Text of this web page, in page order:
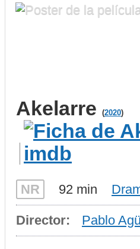
Akelarre (2020)
NR 92 min
Director: Pablo